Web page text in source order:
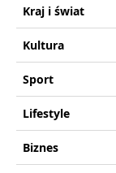
Kraj i świat
Kultura
Sport
Lifestyle
Biznes